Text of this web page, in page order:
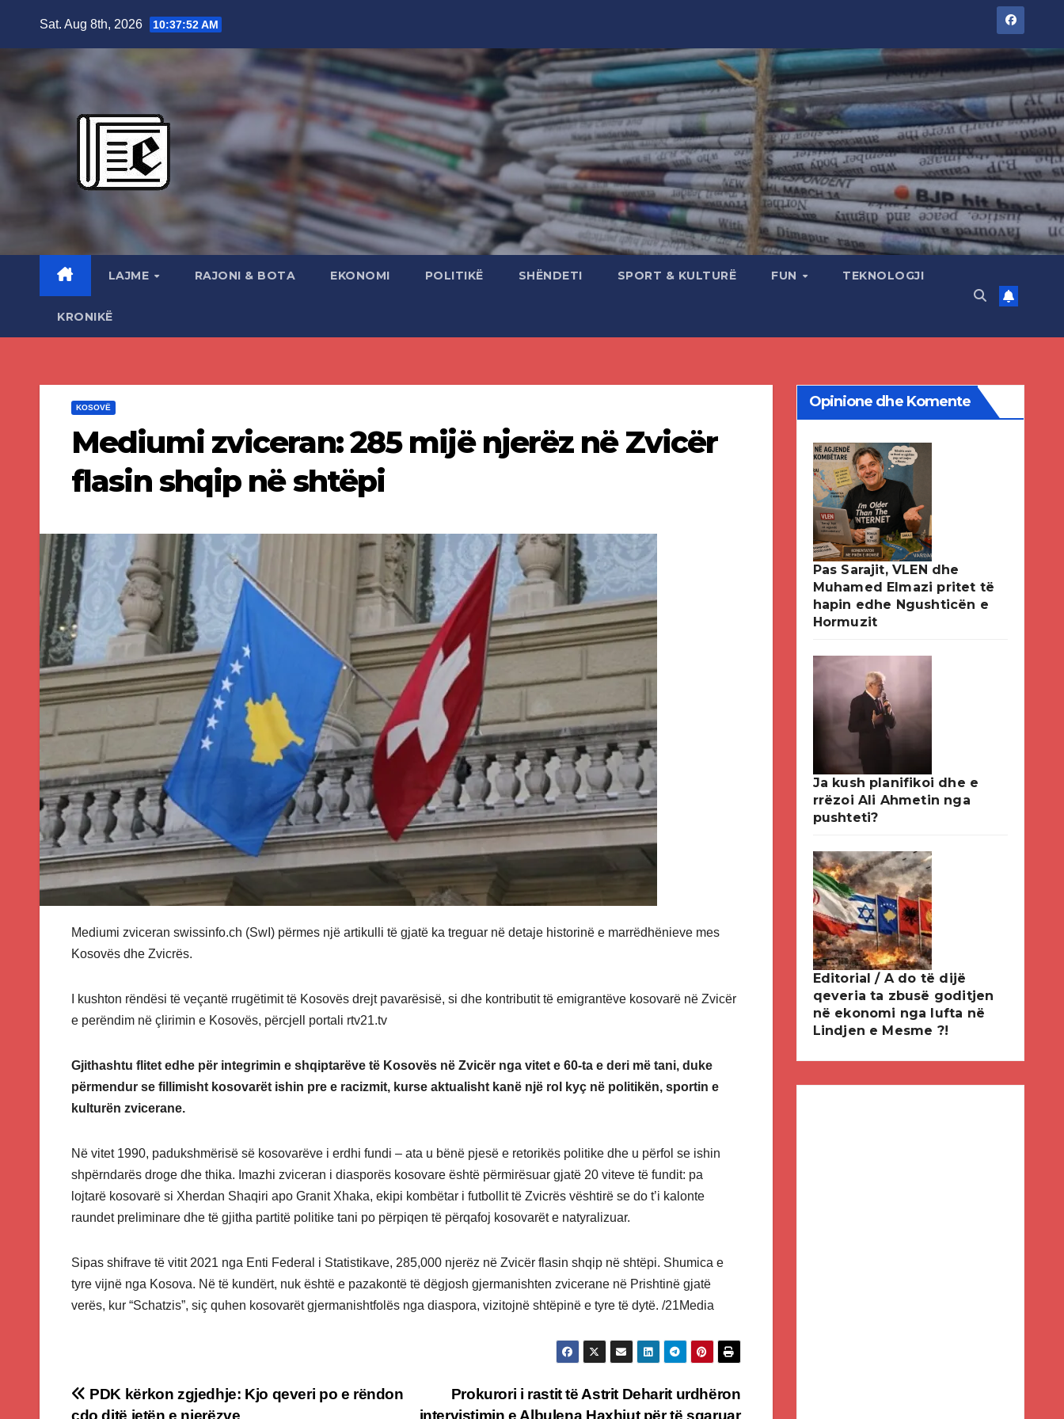
Sat. Aug 8th, 2026 10:37:53 AM
LAJME RAJONI & BOTA EKONOMI POLITIKË SHËNDETI SPORT & KULTURË FUN TEKNOLOGJI
KRONIKË
KOSOVË
Mediumi zviceran: 285 mijë njerëz në Zvicër
flasin shqip në shtëpi
Mediumi zviceran swissinfo.ch (SwI) përmes një artikulli të gjatë ka treguar në detaje historinë e marrëdhënieve mes
Kosovës dhe Zvicrës.
I kushton rëndësi të veçantë rrugëtimit të Kosovës drejt pavarësisë, si dhe kontributit të emigrantëve kosovarë në Zvicër
e perëndim në çlirimin e Kosovës, përcjell portali rtv21.tv
Gjithashtu flitet edhe për integrimin e shqiptarëve të Kosovës në Zvicër nga vitet e 60-ta e deri më tani, duke
përmendur se fillimisht kosovarët ishin pre e racizmit, kurse aktualisht kanë një rol kyç në politikën, sportin e
kulturën zvicerane.
Në vitet 1990, padukshmërisë së kosovarëve i erdhi fundi – ata u bënë pjesë e retorikës politike dhe u përfol se ishin
shpërndarës droge dhe thika. Imazhi zviceran i diasporës kosovare është përmirësuar gjatë 20 viteve të fundit: pa
lojtarë kosovarë si Xherdan Shaqiri apo Granit Xhaka, ekipi kombëtar i futbollit të Zvicrës vështirë se do t’i kalonte
raundet preliminare dhe të gjitha partitë politike tani po përpiqen të përqafoj kosovarët e natyralizuar.
Sipas shifrave të vitit 2021 nga Enti Federal i Statistikave, 285,000 njerëz në Zvicër flasin shqip në shtëpi. Shumica e
tyre vijnë nga Kosova. Në të kundërt, nuk është e pazakontë të dëgjosh gjermanishten zvicerane në Prishtinë gjatë
verës, kur “Schatzis”, siç quhen kosovarët gjermanishtfolës nga diaspora, vizitojnë shtëpinë e tyre të dytë. /21Media
Post
Prokurori i rastit të Astrit Deharit urdhëron
PDK kërkon zgjedhje: Kjo qeveri po e rëndon
Opinione dhe Komente
Pas Sarajit, VLEN dhe
Muhamed Elmazi pritet të
hapin edhe Ngushticën e
Hormuzit
Ja kush planifikoi dhe e
rrëzoi Ali Ahmetin nga
pushteti?
Editorial / A do të dijë
qeveria ta zbusë goditjen
në ekonomi nga lufta në
Lindjen e Mesme ?!